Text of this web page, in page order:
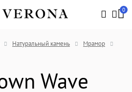
0
Натуральный камень
Мрамор
Wave